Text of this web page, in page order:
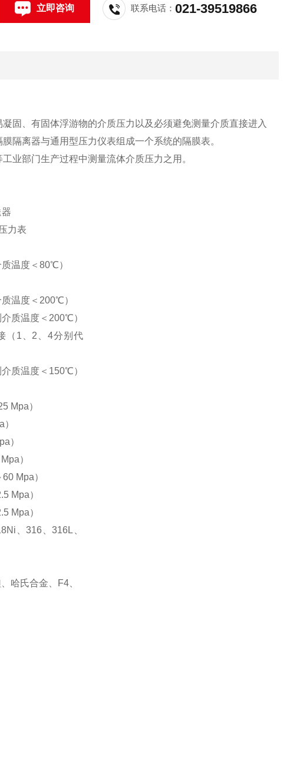
立即咨询 联系电话：021-39519866
固、有固体浮游物的介质压力以及必须避免测量介质直接进入
隔离器与通用型压力仪表组成一个系统的隔膜表。
业部门生产过程中测量流体介质压力之用。
力表
温度＜80℃）
温度＜200℃）
质温度＜200℃）
（1、2、4分别代
质温度＜150℃）
Mpa）
）
）
Mpa）
Mpa）
Mpa）
、316、316L、
哈氏合金、 F4、